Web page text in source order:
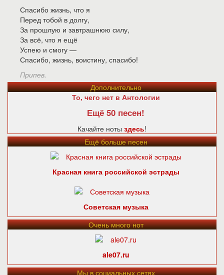
Спасибо жизнь, что я
Перед тобой в долгу,
За прошлую и завтрашнюю силу,
За всё, что я ещё
Успею и смогу —
Спасибо, жизнь, воистину, спасибо!
Припев.
Дополнительно
То, чего нет в Антологии
Ещё 50 песен!
Качайте ноты здесь!
Ещё больше песен
Красная книга российской эстрады
Советская музыка
Очень много нот
ale07.ru
Мы в социальных сетях